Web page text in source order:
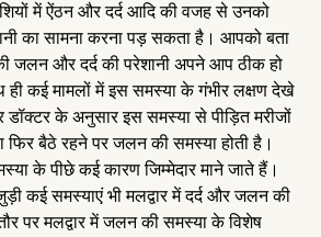
में ऐंठन और दर्द आदि की वजह से उनको
का सामना करना पड़ सकता है। आपको बता
जलन और दर्द की परेशानी अपने आप ठीक हो
कई मामलों में इस समस्या के गंभीर लक्षण देखे
के अनुसार इस समस्या से पीड़ित मरीजों
फिर बैठे रहने पर जलन की समस्या होती है।
के पीछे कई कारण जिम्मेदार माने जाते हैं।
कई समस्याएं भी मलद्वार में दर्द और जलन की
पर मलद्वार में जलन की समस्या के विशेष